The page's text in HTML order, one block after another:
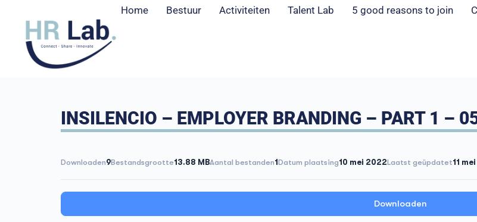
Home Bestuur Activiteiten Talent Lab 5 good reasons to join
INSILENCIO – EMPLOYER BRANDING – PART 1 –
Downloaden9Bestandsgrootte13.88 MBAantal bestanden1Datum plaatsing10 mei 2022Laatst geüpdatet11
Downloaden